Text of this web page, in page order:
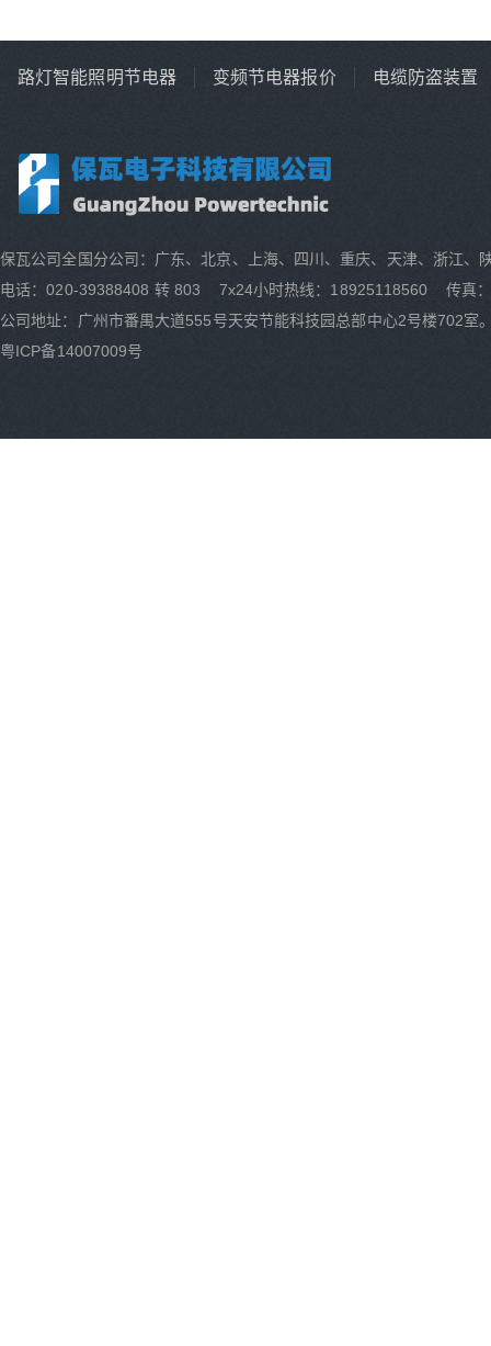
路灯智能照明节电器 变频节电器报价 电缆防盗装置
保瓦公司全国分公司：广东、北京、上海、四川、重庆、天津、浙江
电话：020-39388408 转 803 7x24小时热线：18925118560 传真
公司地址：广州市番禺大道555号天安节能科技园总部中心2号楼702室
粤ICP备14007009号